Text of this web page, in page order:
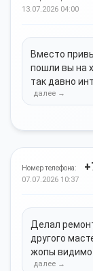
13.07.2026 04:00
Вместо
пошли вы на
так давно
Номер телефона:
07.07.2026 10:37
Делал
другого
жопы видимо